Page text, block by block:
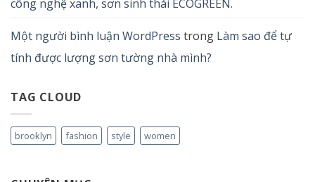
công nghệ xanh, sơn sinh thái ECOGREEN.
Một người bình luận WordPress trong Làm sao để tự
tính được lượng sơn tường nhà mình?
TAG CLOUD
brooklyn fashion style women